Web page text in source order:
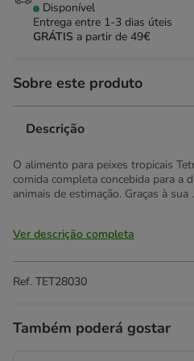
Disponível
Entrega entre 1-3 dias úteis
GRÁTIS a partir de 49€
Sobre este produto
Descrição
O alimento para peixes tropicais
comida completa concebida para a
animais de estimação. Graças à sua
Ver descrição completa
Ref. TET28030
Também poderá gostar